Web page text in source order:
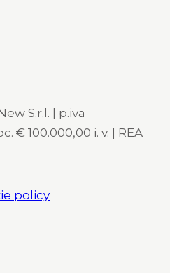
S.r.l. | p.iva
€ 100.000,00 i. v. | REA
policy